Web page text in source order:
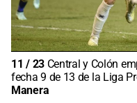
11 / 23 Central y Colón
fecha 9 de 13 de la Liga
Manera